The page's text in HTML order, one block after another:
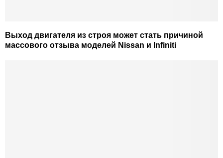
Выход двигателя из строя может стать причиной
массового отзыва моделей Nissan и Infiniti